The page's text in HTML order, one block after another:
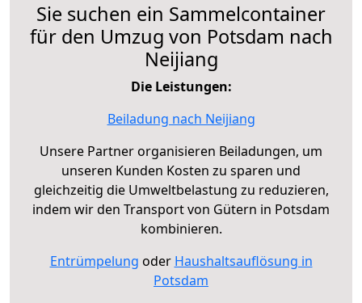
Sie suchen ein Sammelcontainer
für den Umzug von Potsdam nach
Neijiang
Die Leistungen:
Beiladung nach Neijiang
Unsere Partner organisieren Beiladungen, um
unseren Kunden Kosten zu sparen und
gleichzeitig die Umweltbelastung zu reduzieren,
indem wir den Transport von Gütern in Potsdam
kombinieren.
Entrümpelung oder Haushaltsauflösung in
Potsdam